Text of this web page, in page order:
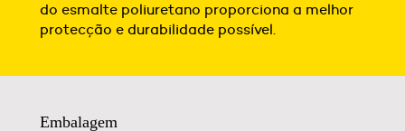
do esmalte poliuretano proporciona a melhor
protecção e durabilidade possível.
Embalagem